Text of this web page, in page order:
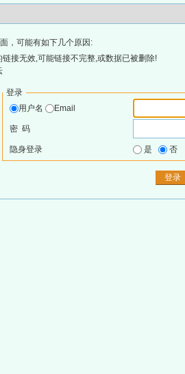
，可能有如下几个原因:
接无效,可能链接不完整,或数据已被删除!
登录
用户名
Email
密 码
隐身登录 是 否